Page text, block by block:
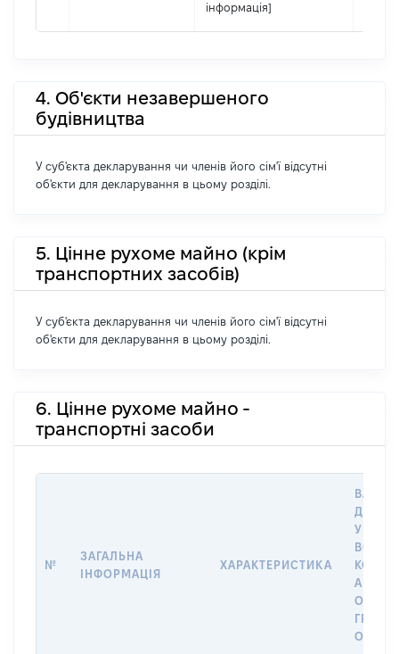
інформація]
4. Об'єкти незавершеного
будівництва
У суб'єкта декларування чи членів його сім'ї відсутні
об'єкти для декларування в цьому розділі.
5. Цінне рухоме майно (крім
транспортних засобів)
У суб'єкта декларування чи членів його сім'ї відсутні
об'єкти для декларування в цьому розділі.
6. Цінне рухоме майно -
транспортні засоби
№
ЗАГАЛЬНА
ІНФОРМАЦІЯ
ХАРАКТЕРИСТИКА
ДАТУ
У
АБО